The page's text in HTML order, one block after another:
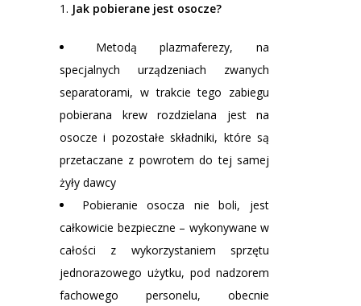
Jak pobierane jest osocze?
Metodą plazmaferezy, na
specjalnych urządzeniach zwanych
separatorami, w trakcie tego zabiegu
pobierana krew rozdzielana jest na
osocze i pozostałe składniki, które są
przetaczane z powrotem do tej samej
żyły dawcy
Pobieranie osocza nie boli, jest
całkowicie bezpieczne – wykonywane w
całości z wykorzystaniem sprzętu
jednorazowego użytku, pod nadzorem
fachowego personelu, obecnie